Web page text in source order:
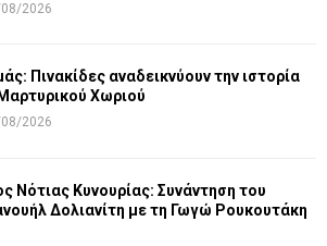
2026
Πινακίδες αναδεικνύουν την ιστορία
Χωριού
2026
Νότιας Κυνουρίας: Συνάντηση του
Δολιανίτη με τη Γωγώ Ρουκουτάκη